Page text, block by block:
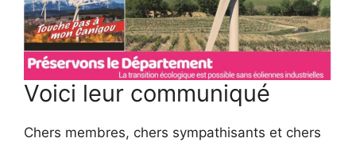
Voici leur communiqué
Chers membres, chers sympathisants et chers